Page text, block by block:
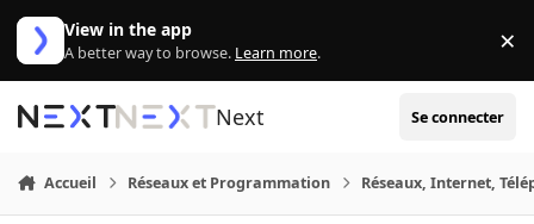
Aller au contenu
View in the app
A better way to browse. Learn more. ×
Next Se connecter
Accueil Réseaux et Programmation Réseaux, Internet,